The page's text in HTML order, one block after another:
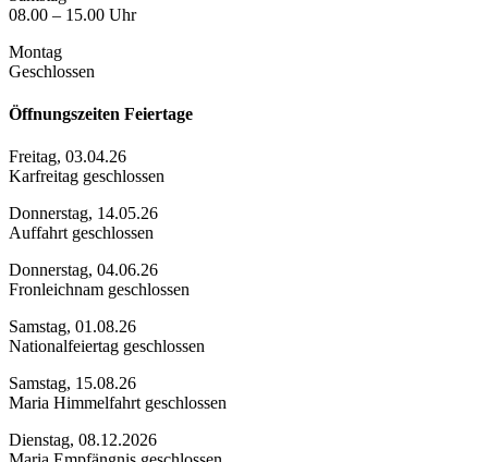
08.00 – 15.00 Uhr
Montag
Geschlossen
Öffnungszeiten Feiertage
Freitag, 03.04.26
Karfreitag geschlossen
Donnerstag, 14.05.26
Auffahrt geschlossen
Donnerstag, 04.06.26
Fronleichnam geschlossen
Samstag, 01.08.26
Nationalfeiertag geschlossen
Samstag, 15.08.26
Maria Himmelfahrt geschlossen
Dienstag, 08.12.2026